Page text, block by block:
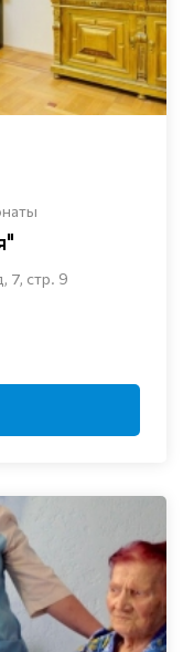
7, стр. 9